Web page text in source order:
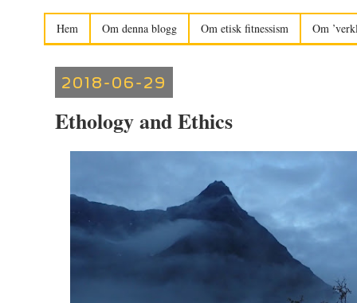
Hem Om denna blogg Om etisk fitnessism Om
2018-06-29
Ethology and Ethics